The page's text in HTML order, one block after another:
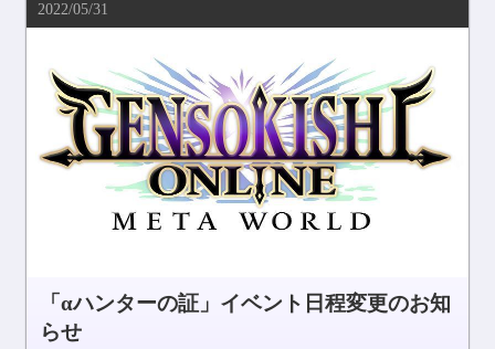
2022/05/31
「αハンターの証」イベント日程変更のお知
らせ